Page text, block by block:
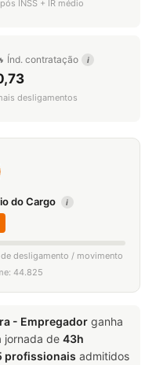
INSS + IR médio
Índ. contratação i
desligamentos
do Cargo i
desligamento / movimento
44.825
- Empregador ganha
jornada de 43h
profissionais admitidos